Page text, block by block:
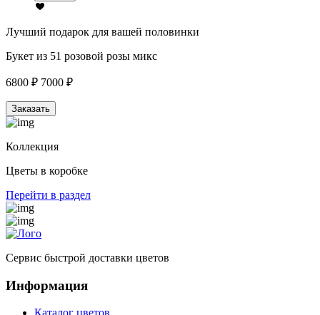
Лучший подарок для вашей половинки
Букет из 51 розовой розы микс
6800 ₽ 7000 ₽
Заказать
Коллекция
Цветы в коробке
Перейти в раздел
Сервис быстрой доставки цветов
Информация